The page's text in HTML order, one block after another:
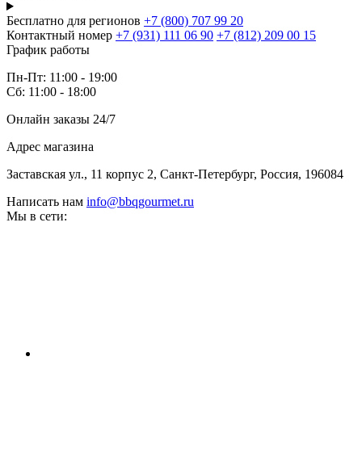
Бесплатно для регионов +7 (800) 707 99 20
Контактный номер +7 (931) 111 06 90 +7 (812) 209 00 15
График работы
Пн-Пт: 11:00 - 19:00
Сб: 11:00 - 18:00
Онлайн заказы 24/7
Адрес магазина
Заставская ул., 11 корпус 2, Санкт-Петербург, Россия, 196084
Написать нам info@bbqgourmet.ru
Мы в сети: